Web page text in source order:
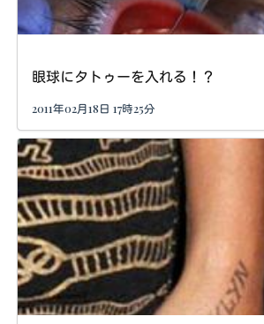
眼球にタトゥーを入れる！？
2011年02月18日 17時25分